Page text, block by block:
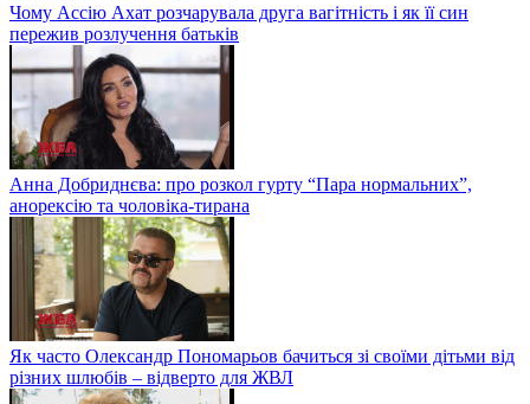
Чому Ассію Ахат розчарувала друга вагітність і як її син
пережив розлучення батьків
Анна Добриднєва: про розкол гурту “Пара нормальних”,
анорексію та чоловіка-тирана
Як часто Олександр Пономарьов бачиться зі своїми дітьми від
різних шлюбів – відверто для ЖВЛ